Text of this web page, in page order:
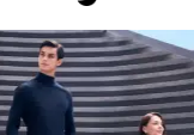
SAMSONITE的最新消息